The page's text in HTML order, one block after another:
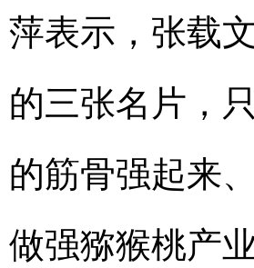
萍表示，张载
的三张名片，
的筋骨强起来
做强猕猴桃产